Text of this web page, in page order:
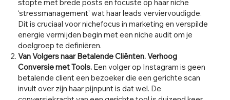
stopte met brede posts en focuste op haar niche
‘stressmanagement’ wat haar leads verviervoudigde.
Dit is cruciaal voor nichefocus in marketing en verspilde
energie vermijden begin met een niche audit om je
doelgroep te definiëren.
Van Volgers naar Betalende Cliënten. Verhoog
Conversie met Tools. Een volger op Instagram is geen
betalende client een bezoeker die een gerichte scan
invult over zijn haar pijnpunt is dat wel. De